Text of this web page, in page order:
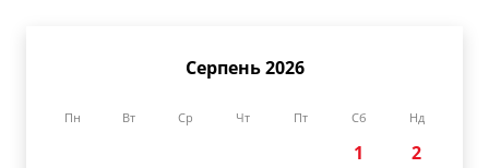
Серпень 2026
Пн Вт Ср Чт Пт Сб Нд
1
2